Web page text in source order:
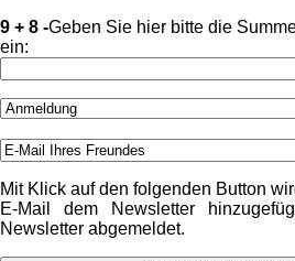
9 + 8 -Geben Sie hier bitte die
ein:
Mit Klick auf den folgenden Button
E-Mail dem Newsletter
Newsletter abgemeldet.